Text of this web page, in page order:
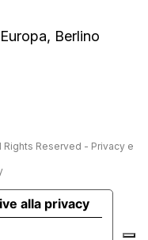
Berlino
Rights Reserved - Privacy e
alla privacy